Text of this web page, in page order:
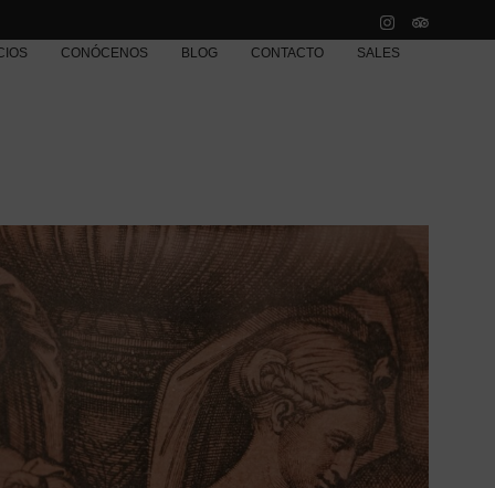
CONÓCENOS BLOG CONTACTO SALES